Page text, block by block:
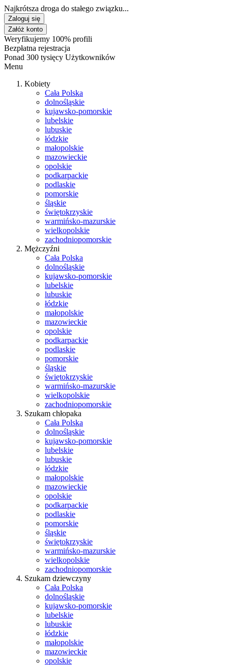
Najkrótsza droga do stałego związku...
Zaloguj się
Załóż konto
Weryfikujemy 100% profili
Bezpłatna rejestracja
Ponad 300 tysięcy Użytkowników
Menu
Kobiety
Cała Polska
dolnośląskie
kujawsko-pomorskie
lubelskie
lubuskie
łódzkie
małopolskie
mazowieckie
opolskie
podkarpackie
podlaskie
pomorskie
śląskie
świętokrzyskie
warmińsko-mazurskie
wielkopolskie
zachodniopomorskie
Mężczyźni
Cała Polska
dolnośląskie
kujawsko-pomorskie
lubelskie
lubuskie
łódzkie
małopolskie
mazowieckie
opolskie
podkarpackie
podlaskie
pomorskie
śląskie
świętokrzyskie
warmińsko-mazurskie
wielkopolskie
zachodniopomorskie
Szukam chłopaka
Cała Polska
dolnośląskie
kujawsko-pomorskie
lubelskie
lubuskie
łódzkie
małopolskie
mazowieckie
opolskie
podkarpackie
podlaskie
pomorskie
śląskie
świętokrzyskie
warmińsko-mazurskie
wielkopolskie
zachodniopomorskie
Szukam dziewczyny
Cała Polska
dolnośląskie
kujawsko-pomorskie
lubelskie
lubuskie
łódzkie
małopolskie
mazowieckie
opolskie